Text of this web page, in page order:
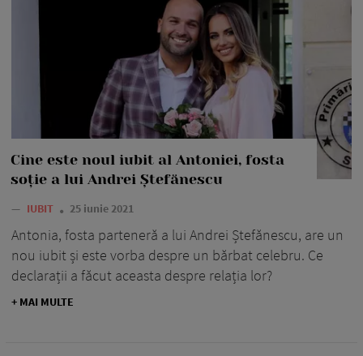
Cine este noul iubit al Antoniei, fosta
soție a lui Andrei Ștefănescu
— IUBIT 25 iunie 2021
Antonia, fosta parteneră a lui Andrei Ștefănescu, are un
nou iubit și este vorba despre un bărbat celebru. Ce
declarații a făcut aceasta despre relația lor?
+ MAI MULTE